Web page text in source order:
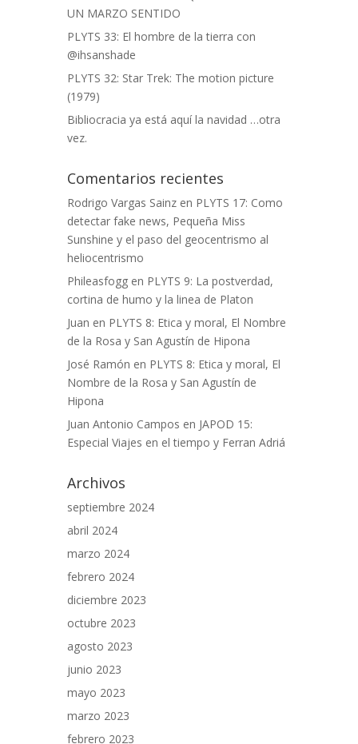
UN MARZO SENTIDO
PLYTS 33: El hombre de la tierra con
@ihsanshade
PLYTS 32: Star Trek: The motion picture
(1979)
Bibliocracia ya está aquí la navidad …otra
vez.
Comentarios recientes
Rodrigo Vargas Sainz en PLYTS 17: Como
detectar fake news, Pequeña Miss
Sunshine y el paso del geocentrismo al
heliocentrismo
Phileasfogg en PLYTS 9: La postverdad,
cortina de humo y la linea de Platon
Juan en PLYTS 8: Etica y moral, El Nombre
de la Rosa y San Agustín de Hipona
José Ramón en PLYTS 8: Etica y moral, El
Nombre de la Rosa y San Agustín de
Hipona
Juan Antonio Campos en JAPOD 15:
Especial Viajes en el tiempo y Ferran Adriá
Archivos
septiembre 2024
abril 2024
marzo 2024
febrero 2024
diciembre 2023
octubre 2023
agosto 2023
junio 2023
mayo 2023
marzo 2023
febrero 2023